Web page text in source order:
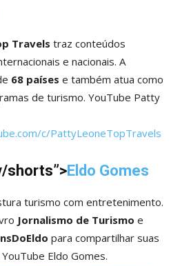
Travels traz conteúdos
e nacionais. A
68 países e também atua como
de turismo. YouTube Patty
c/PattyLeoneTopTravels
shorts”>Eldo Gomes
turismo com entretenimento.
Jornalismo de Turismo e
para compartilhar suas
Eldo Gomes.